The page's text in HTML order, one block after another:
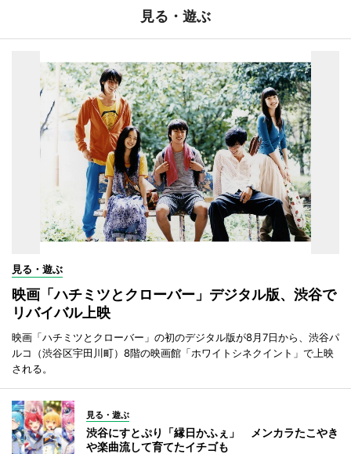
見る・遊ぶ
見る・遊ぶ
映画「ハチミツとクローバー」デジタル版、渋谷で
リバイバル上映
映画「ハチミツとクローバー」の初のデジタル版が8月7日から、渋谷パ
ルコ（渋谷区宇田川町）8階の映画館「ホワイトシネクイント」で上映
される。
見る・遊ぶ
渋谷にすとぷり「縁日かふぇ」 メンカラたこやき
や楽曲流して育てたイチゴも